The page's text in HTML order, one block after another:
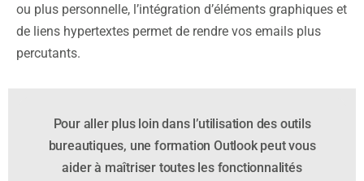
ou plus personnelle, l’intégration d’éléments graphiques et
de liens hypertextes permet de rendre vos emails plus
percutants.
Pour aller plus loin dans l’utilisation des outils
bureautiques, une formation Outlook peut vous
aider à maîtriser toutes les fonctionnalités